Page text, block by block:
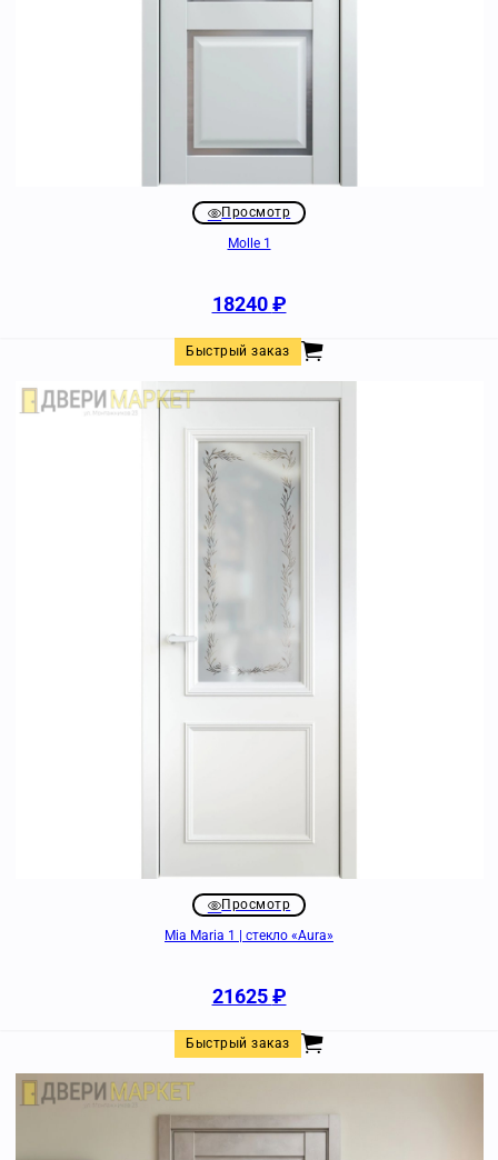
Просмотр
Molle 1
18240₽
Быстрый заказ
Просмотр
Mia Maria 1 | стекло «Aura»
21625₽
Быстрый заказ